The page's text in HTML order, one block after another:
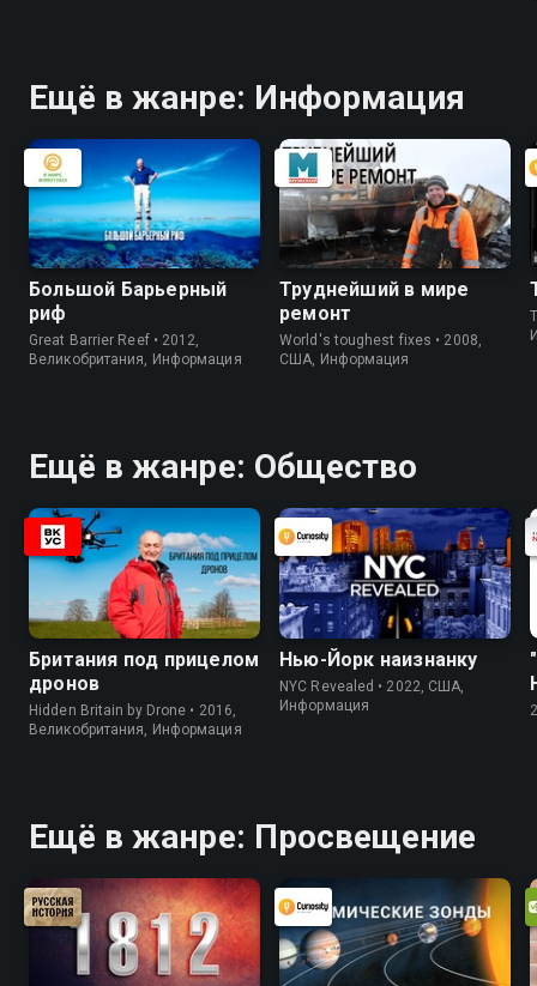
Ещё в жанре: Информация
Большой Барьерный
риф
Great Barrier Reef • 2012,
Великобритания, Информация
Труднейший в мире
ремонт
World's toughest fixes • 2008,
США, Информация
Ещё в жанре: Общество
Британия под прицелом
дронов
Hidden Britain by Drone • 2016,
Великобритания, Информация
Нью-Йорк наизнанку
NYC Revealed • 2022, США,
Информация
Ещё в жанре: Просвещение